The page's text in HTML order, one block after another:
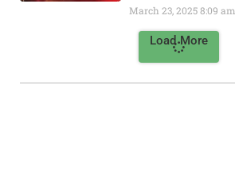
March 23, 20258:09 am
Load More